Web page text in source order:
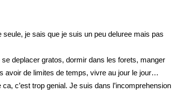
je sais que je suis un peu deluree mais pas
deplacer gratos, dormir dans les forets, manger
avoir de limites de temps, vivre au jour le jour…
c’est trop genial. Je suis dans l’incomprehension